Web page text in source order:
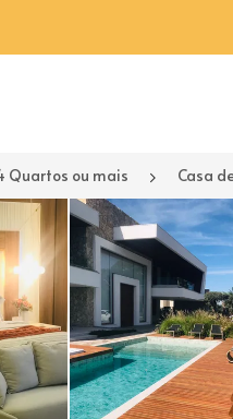
Quartos ou mais